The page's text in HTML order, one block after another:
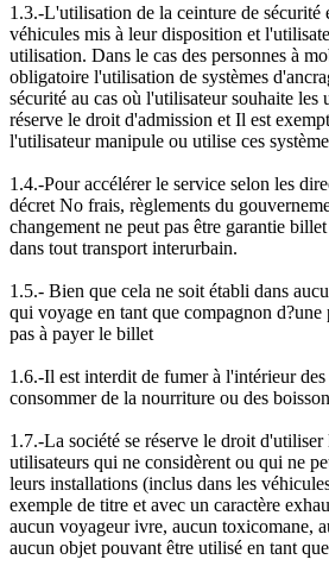
1.3.-L'utilisation de la ceinture de sécurité
véhicules mis à leur disposition et
utilisation. Dans le cas des personnes à
obligatoire l'utilisation de systèmes
sécurité au cas où l'utilisateur souhaite les
réserve le droit d'admission et Il est
l'utilisateur manipule ou utilise ces
1.4.-Pour accélérer le service selon les
décret No frais, règlements du
changement ne peut pas être garantie
dans tout transport interurbain.
1.5.- Bien que cela ne soit établi dans
qui voyage en tant que compagnon d?une
pas à payer le billet
1.6.-Il est interdit de fumer à l'intérieur
consommer de la nourriture ou des
1.7.-La société se réserve le droit
utilisateurs qui ne considèrent ou qui ne
leurs installations (inclus dans les
exemple de titre et avec un caractère
aucun voyageur ivre, aucun toxicomane,
aucun objet pouvant être utilisé en tant